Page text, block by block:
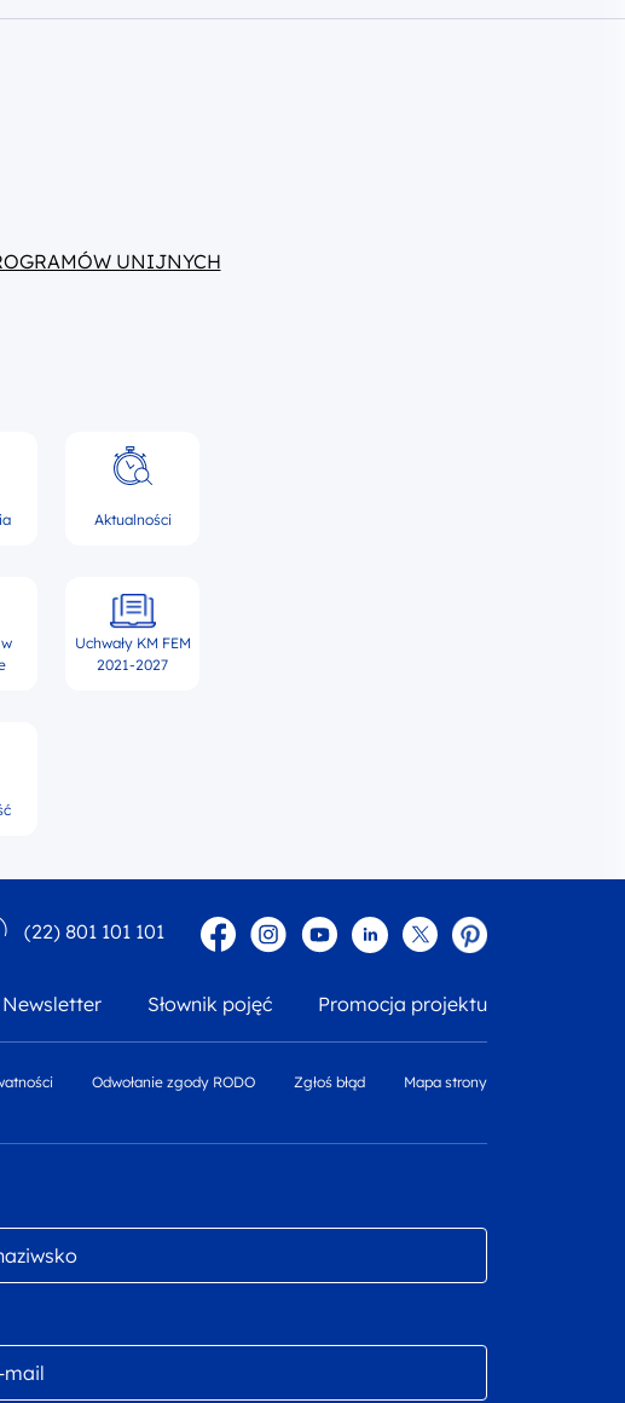
UNIJNYCH
Aktualności
Uchwały KM FEM
2021-2027
(22) 801 101 101 FacebookInstagram
YouTubeLinkedin
twitterPinterest
Newsletter Słownik pojęć Promocja projektu
Odwołanie zgody RODO Zgłoś błąd Mapa strony